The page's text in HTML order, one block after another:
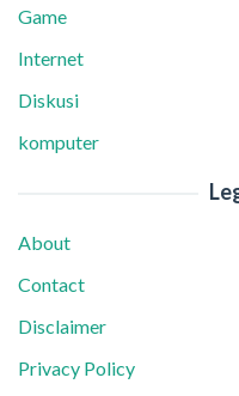
Game
Internet
Diskusi
komputer
About
Contact
Disclaimer
Privacy Policy